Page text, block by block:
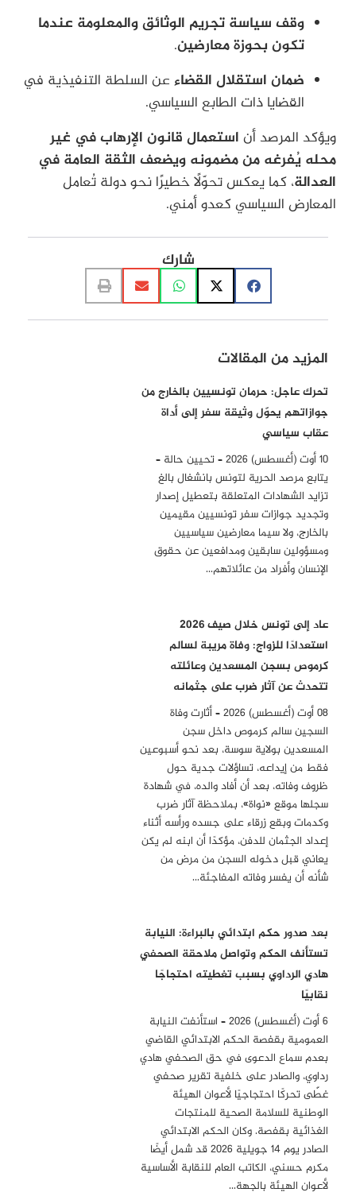
وقف سياسة تجريم الوثائق والمعلومة عندما
تكون بحوزة معارضين.
ضمان استقلال القضاء عن السلطة التنفيذية في
القضايا ذات الطابع السياسي.
ويؤكد المرصد أن استعمال قانون الإرهاب في غير
محله يُفرغه من مضمونه ويضعف الثقة العامة في
العدالة، كما يعكس تحوّلًا خطيرًا نحو دولة تُعامل
المعارض السياسي كعدو أمني.
شارك
المزيد من المقالات
تحرك عاجل: حرمان تونسيين بالخارج من
جوازاتهم يحوّل وثيقة سفر إلى أداة
عقاب سياسي
10 أوت (أغسطس) 2026 – تحيين حالة –
يتابع مرصد الحرية لتونس بانشغال بالغ
تزايد الشهادات المتعلقة بتعطيل إصدار
وتجديد جوازات سفر تونسيين مقيمين
بالخارج، ولا سيما معارضين سياسيين
ومسؤولين سابقين ومدافعين عن حقوق
الإنسان وأفراد من عائلاتهم…
عاد إلى تونس خلال صيف 2026
استعدادًا للزواج: وفاة مريبة لسالم
كرموص بسجن المسعدين وعائلته
تتحدث عن آثار ضرب على جثمانه
08 أوت (أغسطس) 2026 – أثارت وفاة
السجين سالم كرموص داخل سجن
المسعدين بولاية سوسة، بعد نحو أسبوعين
فقط من إيداعه، تساؤلات جدية حول
ظروف وفاته، بعد أن أفاد والده، في شهادة
سجلها موقع «نواة»، بملاحظة آثار ضرب
وكدمات وبقع زرقاء على جسده ورأسه أثناء
إعداد الجثمان للدفن، مؤكدًا أن ابنه لم يكن
يعاني قبل دخوله السجن من مرض من
شأنه أن يفسر وفاته المفاجئة…
بعد صدور حكم ابتدائي بالبراءة: النيابة
تستأنف الحكم وتواصل ملاحقة الصحفي
هادي الرداوي بسبب تغطيته احتجاجًا
نقابيًا
6 أوت (أغسطس) 2026 – استأنفت النيابة
العمومية بقفصة الحكم الابتدائي القاضي
بعدم سماع الدعوى في حق الصحفي هادي
رداوي، والصادر على خلفية تقرير صحفي
غطّى تحركًا احتجاجيًا لأعوان الهيئة
الوطنية للسلامة الصحية للمنتجات
الغذائية بقفصة. وكان الحكم الابتدائي
الصادر يوم 14 جويلية 2026 قد شمل أيضًا
مكرم حسني، الكاتب العام للنقابة الأساسية
لأعوان الهيئة بالجهة…